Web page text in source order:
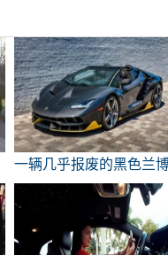
一辆几乎报废的黑色兰
基尼跑车，看看老主人会